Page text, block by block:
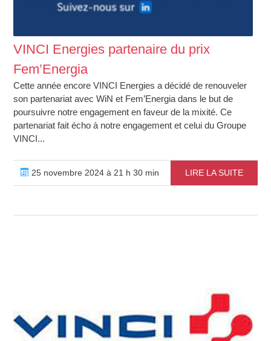
VINCI Energies partenaire du prix
Fem’Energia
Cette année encore VINCI Energies a décidé de renouveler
son partenariat avec WiN et Fem’Energia dans le but de
poursuivre notre engagement en faveur de la mixité. Ce
partenariat fait écho à notre engagement et celui du Groupe
VINCI...
25 novembre 2024 à 21 h 30 min LIRE LA SUITE